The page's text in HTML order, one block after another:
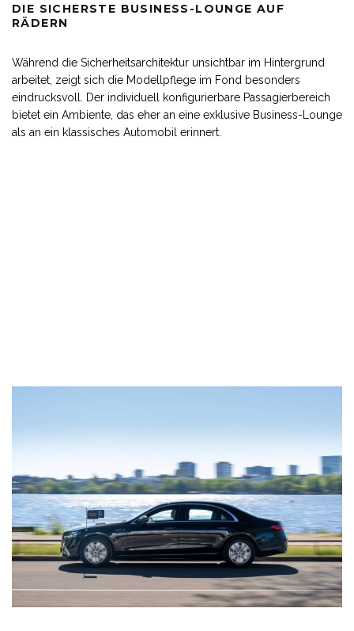
DIE SICHERSTE BUSINESS-LOUNGE AUF
RÄDERN
Während die Sicherheitsarchitektur unsichtbar im Hintergrund
arbeitet, zeigt sich die Modellpflege im Fond besonders
eindrucksvoll. Der individuell konfigurierbare Passagierbereich
bietet ein Ambiente, das eher an eine exklusive Business-Lounge
als an ein klassisches Automobil erinnert.